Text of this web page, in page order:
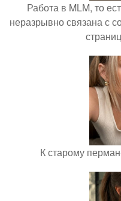
Работа в MLM, то
неразрывно связана с
К старому